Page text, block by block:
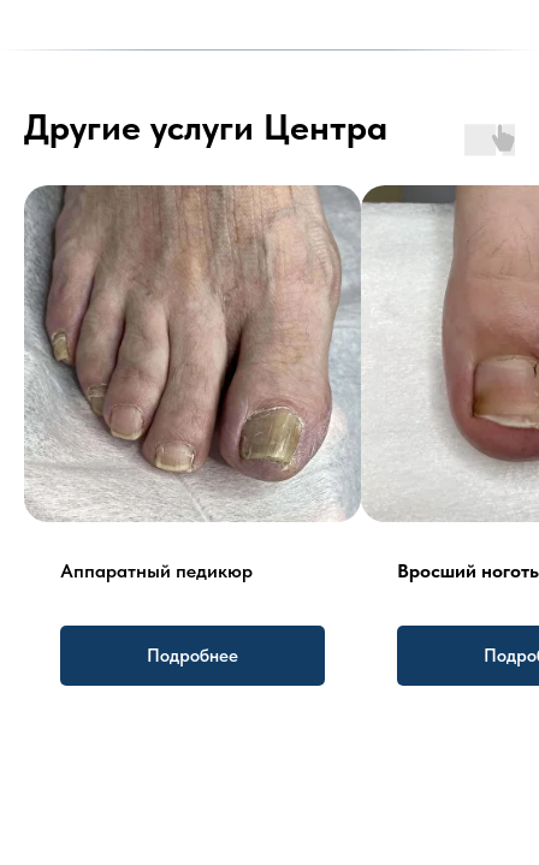
Другие услуги Центра
Аппаратный педикюр
Подробнее
Вросший ноготь